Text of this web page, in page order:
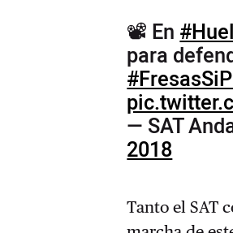
📽 En
para
— SAT
2018
Tanto el SAT